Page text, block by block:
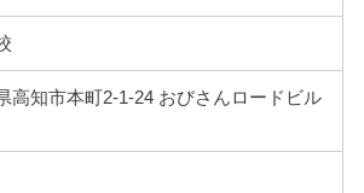
高知市本町2-1-24 おびさんロードビル